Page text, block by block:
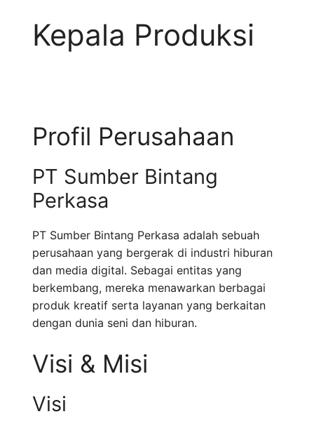
Kepala Produksi
Profil Perusahaan
PT Sumber Bintang
Perkasa
PT Sumber Bintang Perkasa adalah sebuah
perusahaan yang bergerak di industri hiburan
dan media digital. Sebagai entitas yang
berkembang, mereka menawarkan berbagai
produk kreatif serta layanan yang berkaitan
dengan dunia seni dan hiburan.
Visi & Misi
Visi